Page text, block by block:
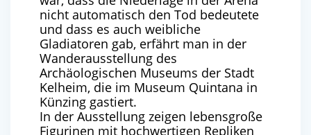
nicht automatisch den Tod bedeutete
und dass es auch weibliche
Gladiatoren gab, erfährt man in der
Wanderausstellung des
Archäologischen Museums der Stadt
Kelheim, die im Museum Quintana in
Künzing gastiert.
In der Ausstellung zeigen lebensgroße
Figurinen mit hochwertigen Repliken